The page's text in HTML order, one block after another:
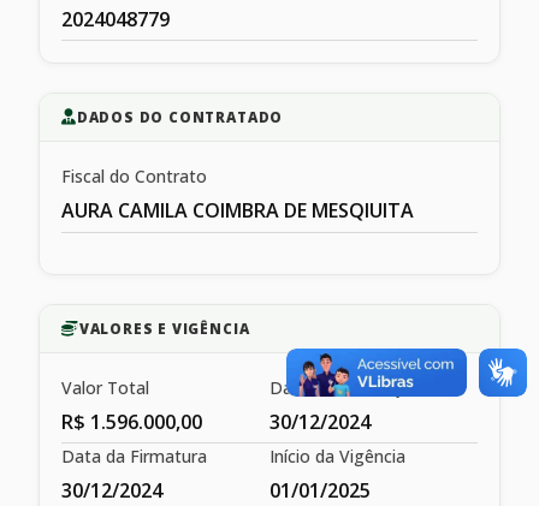
2024048779
DADOS DO CONTRATADO
Fiscal do Contrato
AURA CAMILA COIMBRA DE MESQIUITA
VALORES E VIGÊNCIA
Valor Total
R$ 1.596.000,00
Data de Publicação
30/12/2024
Data da Firmatura
30/12/2024
Início da Vigência
01/01/2025